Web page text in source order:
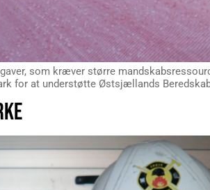
som kræver større
for at understøtte Østsjællands